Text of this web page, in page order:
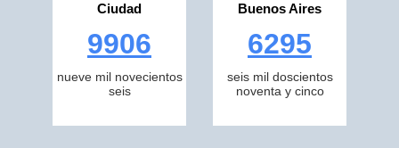
Ciudad
9906
nueve mil novecientos
seis
Buenos Aires
6295
seis mil doscientos
noventa y cinco